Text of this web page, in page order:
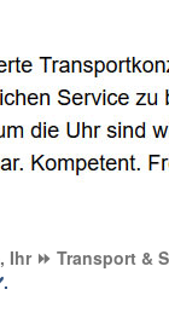
Ihr ⏩ Transport